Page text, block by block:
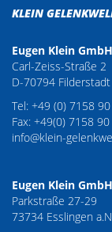
KLEIN
Eugen Klein GmbH
Carl-Zeiss-Straße 2
D-70794 Filderstadt
Tel: +49 (0) 7158
Fax: +49(0) 7158
info@klein-
Eugen Klein GmbH
Parkstraße 27-29
73734 Esslingen